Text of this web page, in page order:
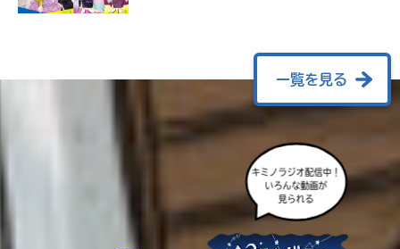
一覧を見る
キミノラジオ配信中！
いろんな動画が
見られる
も
度
み